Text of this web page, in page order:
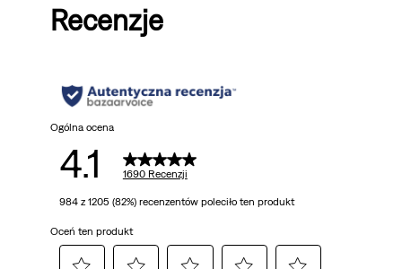
Recenzji
Recenzje
Ogólna ocena
4.1 1690 Recenzji
984 z 1205 (82%) recenzentów poleciło ten produkt
Oceń ten produkt